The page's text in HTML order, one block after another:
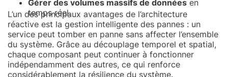
Gérer des volumes massifs de données en
temps réel.
L’un des principaux avantages de l’architecture
réactive est la gestion intelligente des pannes : un
service peut tomber en panne sans affecter l’ensemble
du système. Grâce au découplage temporel et spatial,
chaque composant peut continuer à fonctionner
indépendamment des autres, ce qui renforce
considérablement la résilience du système.